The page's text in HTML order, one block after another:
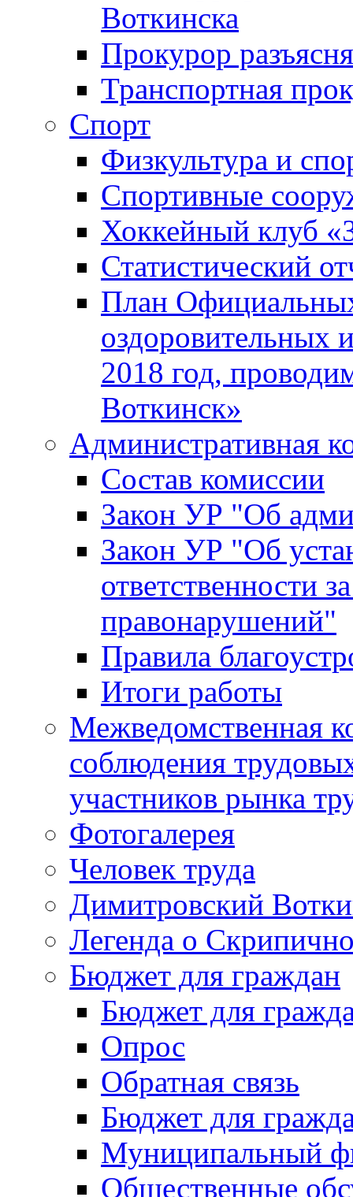
Воткинска
Прокурор
Транспортная
Спорт
Физкультура и
Спортивные
Хоккейный клуб
Статистический
План
оздоровительных
2018 год,
Воткинск»
Административная
Состав комиссии
Закон УР "Об
Закон УР "Об
ответственности
правонарушений"
Правила
Итоги работы
Межведомственная
соблюдения
участников рынка
Фотогалерея
Человек труда
Димитровский
Легенда о
Бюджет для граждан
Бюджет для
Опрос
Обратная связь
Бюджет для
Муниципальный
Общественные